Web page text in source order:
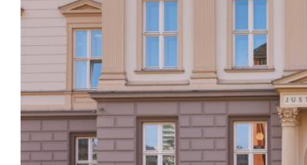
Wuppertal-
Ronsdorf